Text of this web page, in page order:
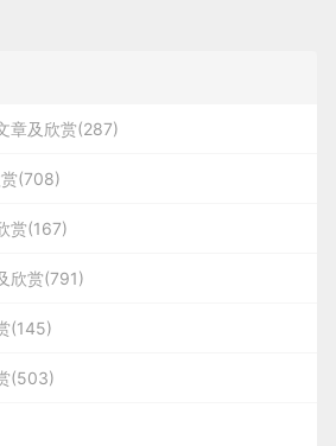
点
fairway 发球区/球座tee
章及欣赏(287)
(708)
赏(167)
欣赏(791)
(145)
(503)